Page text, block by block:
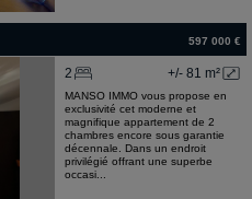
597 000 €
+/- 81 m²
2
MANSO IMMO vous propose en
exclusivité cet moderne et
magnifique appartement de 2
chambres encore sous garantie
décennale. Dans un endroit
privilégié offrant une superbe
occasi...